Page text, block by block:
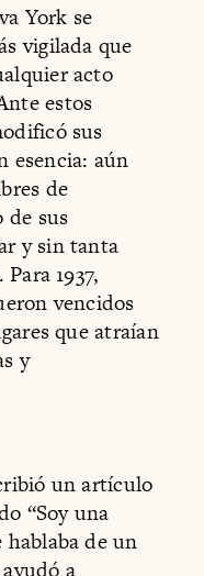
York se
vigilada que
acto
estos
sus
esencia: aún
de
de sus
y sin tanta
1937,
vencidos
que atraían
y
un artículo
“Soy una
de un